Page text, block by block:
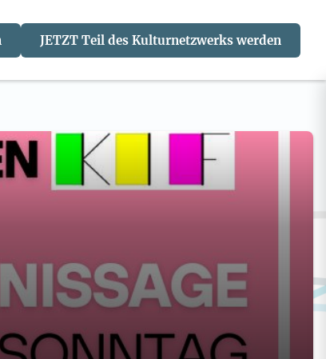
JETZT Teil des Kulturnetzwerks werden